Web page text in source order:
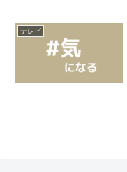
テレビ